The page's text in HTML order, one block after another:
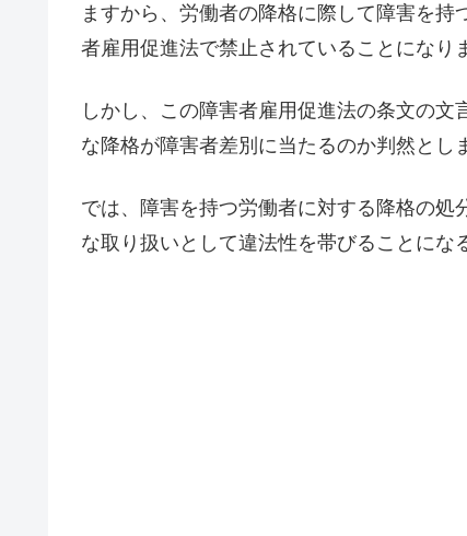
ますから、労働者の降格に際して障害を
者雇用促進法で禁止されていることになり
しかし、この障害者雇用促進法の条文の
な降格が障害者差別に当たるのか判然とし
では、障害を持つ労働者に対する降格の
な取り扱いとして違法性を帯びることにな